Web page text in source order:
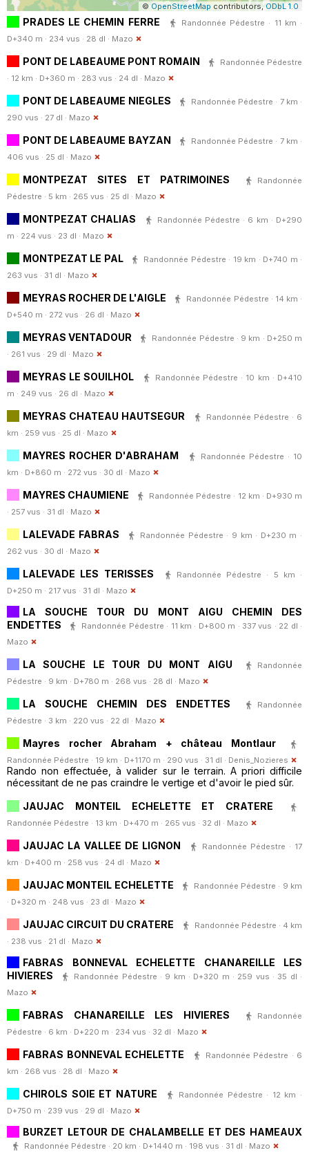
© OpenStreetMap contributors, ODbL 1.0
PRADES LE CHEMIN FERRE
Randonnée Pédestre · 11 km ·
D+340 m · 234 vus · 28 dl · Mazo
PONT DE LABEAUME PONT ROMAIN
Randonnée Pédestre
· 12 km · D+360 m · 283 vus · 24 dl · Mazo
PONT DE LABEAUME NIEGLES
Randonnée Pédestre · 7 km ·
290 vus · 27 dl · Mazo
PONT DE LABEAUME BAYZAN
Randonnée Pédestre · 7 km ·
406 vus · 25 dl · Mazo
MONTPEZAT SITES ET PATRIMOINES
Randonnée
Pédestre · 5 km · 265 vus · 25 dl · Mazo
MONTPEZAT CHALIAS
Randonnée Pédestre · 6 km · D+290
m · 224 vus · 23 dl · Mazo
MONTPEZAT LE PAL
Randonnée Pédestre · 19 km · D+740 m ·
263 vus · 31 dl · Mazo
MEYRAS ROCHER DE L'AIGLE
Randonnée Pédestre · 14 km ·
D+540 m · 272 vus · 26 dl · Mazo
MEYRAS VENTADOUR
Randonnée Pédestre · 9 km · D+250 m
· 261 vus · 29 dl · Mazo
MEYRAS LE SOUILHOL
Randonnée Pédestre · 10 km · D+410
m · 249 vus · 26 dl · Mazo
MEYRAS CHATEAU HAUTSEGUR
Randonnée Pédestre · 6
km · 259 vus · 25 dl · Mazo
MAYRES ROCHER D'ABRAHAM
Randonnée Pédestre · 10
km · D+860 m · 272 vus · 30 dl · Mazo
MAYRES CHAUMIENE
Randonnée Pédestre · 12 km · D+930 m
· 257 vus · 31 dl · Mazo
LALEVADE FABRAS
Randonnée Pédestre · 9 km · D+230 m ·
262 vus · 30 dl · Mazo
LALEVADE LES TERISSES
Randonnée Pédestre · 5 km ·
D+250 m · 217 vus · 31 dl · Mazo
LA SOUCHE TOUR DU MONT AIGU CHEMIN DES
ENDETTES
Randonnée Pédestre · 11 km · D+800 m · 337 vus · 22 dl ·
Mazo
LA SOUCHE LE TOUR DU MONT AIGU
Randonnée
Pédestre · 9 km · D+780 m · 268 vus · 28 dl · Mazo
LA SOUCHE CHEMIN DES ENDETTES
Randonnée
Pédestre · 3 km · 220 vus · 22 dl · Mazo
Mayres rocher Abraham + château Montlaur
Randonnée Pédestre · 19 km · D+1170 m · 290 vus · 31 dl · Denis_Nozieres
Rando non effectuée, à valider sur le terrain. A priori difficile
nécessitant de ne pas craindre le vertige et d'avoir le pied sûr.
JAUJAC MONTEIL ECHELETTE ET CRATERE
Randonnée Pédestre · 13 km · D+470 m · 265 vus · 32 dl · Mazo
JAUJAC LA VALLEE DE LIGNON
Randonnée Pédestre · 17
km · D+400 m · 258 vus · 24 dl · Mazo
JAUJAC MONTEIL ECHELETTE
Randonnée Pédestre · 9 km
· D+320 m · 248 vus · 23 dl · Mazo
JAUJAC CIRCUIT DU CRATERE
Randonnée Pédestre · 4 km
· 238 vus · 21 dl · Mazo
FABRAS BONNEVAL ECHELETTE CHANAREILLE LES
HIVIERES
Randonnée Pédestre · 9 km · D+320 m · 259 vus · 35 dl ·
Mazo
FABRAS CHANAREILLE LES HIVIERES
Randonnée
Pédestre · 6 km · D+220 m · 234 vus · 32 dl · Mazo
FABRAS BONNEVAL ECHELETTE
Randonnée Pédestre · 6
km · 268 vus · 28 dl · Mazo
CHIROLS SOIE ET NATURE
Randonnée Pédestre · 12 km ·
D+750 m · 239 vus · 29 dl · Mazo
BURZET LETOUR DE CHALAMBELLE ET DES HAMEAUX
Randonnée Pédestre · 20 km · D+1440 m · 198 vus · 31 dl · Mazo